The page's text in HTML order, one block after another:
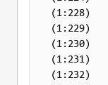
(1:228)
(1:229)
(1:230)
(1:231)